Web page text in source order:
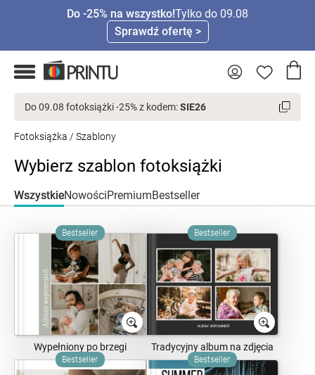
Do -25% na wszystko!Tylko do 09.08
Sprawdź ofertę >
Do 09.08 fotoksiążki -25% z kodem:SIE26
Fotoksiążka / Szablony
Wybierz szablon fotoksiążki
WszystkieNowościPremiumBestseller
Bestseller
Wypełniony po brzegi
Bestseller
Tradycyjny album na zdjęcia
Bestseller Bestseller